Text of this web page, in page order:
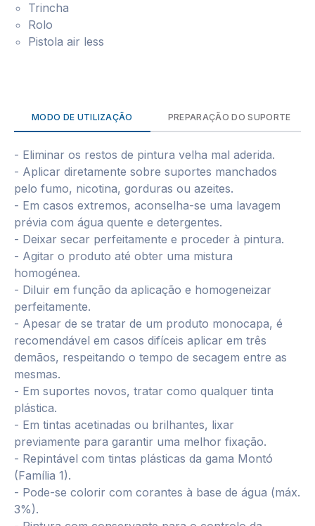
Trincha
Rolo
Pistola air less
MODO DE UTILIZAÇÃO PREPARAÇÃO DO SUPORTE
- Eliminar os restos de pintura velha mal aderida.
- Aplicar diretamente sobre suportes manchados
pelo fumo, nicotina, gorduras ou azeites.
- Em casos extremos, aconselha-se uma lavagem
prévia com água quente e detergentes.
- Deixar secar perfeitamente e proceder à pintura.
- Agitar o produto até obter uma mistura
homogénea.
- Diluir em função da aplicação e homogeneizar
perfeitamente.
- Apesar de se tratar de um produto monocapa, é
recomendável em casos difíceis aplicar em três
demãos, respeitando o tempo de secagem entre as
mesmas.
- Em suportes novos, tratar como qualquer tinta
plástica.
- Em tintas acetinadas ou brilhantes, lixar
previamente para garantir uma melhor fixação.
- Repintável com tintas plásticas da gama Montó
(Família 1).
- Pode-se colorir com corantes à base de água (máx.
3%).